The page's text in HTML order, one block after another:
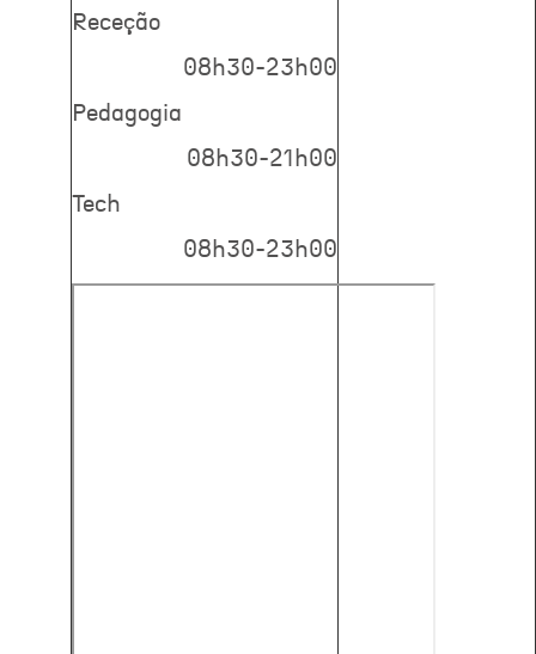
Receção
08h30-23h00
Pedagogia
08h30-21h00
Tech
08h30-23h00